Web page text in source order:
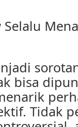
bisa
Tidak